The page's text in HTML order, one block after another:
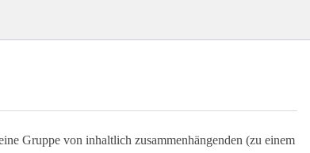
Gruppe von inhaltlich zusammenhängenden (zu einem